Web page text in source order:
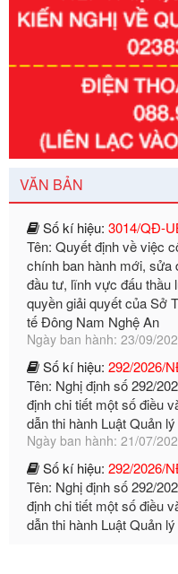
VĂN BẢN
351/2025/
Tên: Nghị định số 351/
định chuẩn nghèo đa
Ngày ban hành: 29/12/
Số kí hiệu:
Tên: Quyết định về việc
chính ban hành mới, sửa
đầu tư, lĩnh vực đấu thầu
quyền giải quyết của Sở
tế Đông Nam Nghệ An
Ngày ban hành: 23/09/
Số kí hiệu: 292/2026/
Tên: Nghị định số 292/
định chi tiết một số điều
dẫn thi hành Luật Quản
Ngày ban hành: 21/07/
Số kí hiệu:292/2026/
Tên: Nghị định số 292/
định chi tiết một số điều
dẫn thi hành Luật Quản
Ngày ban hành: 21/07/
Số kí hiệu:105/2026/